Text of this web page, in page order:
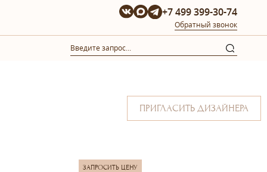
+7 499 399-30-74
Обратный звонок
ПРИГЛАСИТЬ ДИЗАЙНЕРА
ЗАПРОСИТЬ ЦЕНУ